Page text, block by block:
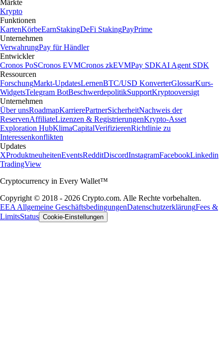
Märkte
Krypto
Funktionen
KartenKörbeEarnStakingDeFi StakingPayPrime
Unternehmen
VerwahrungPay für Händler
Entwickler
Cronos PoSCronos EVMCronos zkEVMPay SDKAI Agent SDK
Ressourcen
ForschungMarkt-UpdatesLernenBTC/USD KonverterGlossarKurs-
WidgetsTelegram BotBeschwerdepolitikSupportKryptooversigt
Unternehmen
Über unsRoadmapKarrierePartnerSicherheitNachweis der
ReservenAffiliateLizenzen & RegistrierungenKrypto-Asset
Exploration HubKlimaCapitalVerifizierenRichtlinie zu
Interessenkonflikten
Updates
XProduktneuheitenEventsRedditDiscordInstagramFacebookLinkedin
TradingView
Cryptocurrency in Every Wallet™
Copyright © 2018 - 2026 Crypto.com. Alle Rechte vorbehalten.
EEA Allgemeine GeschäftsbedingungenDatenschutzerklärungFees &
LimitsStatus Cookie-Einstellungen